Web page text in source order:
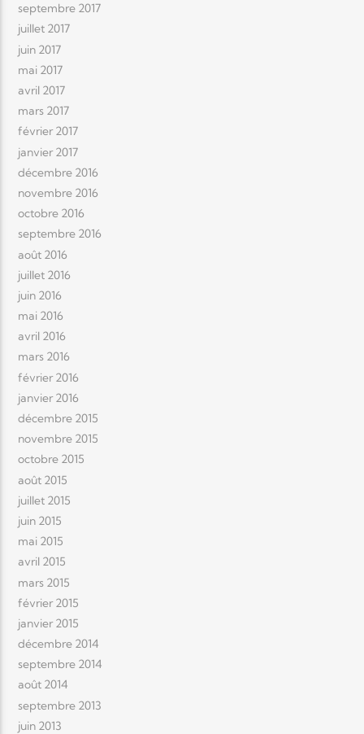
septembre 2017
juillet 2017
juin 2017
mai 2017
avril 2017
mars 2017
février 2017
janvier 2017
décembre 2016
novembre 2016
octobre 2016
septembre 2016
août 2016
juillet 2016
juin 2016
mai 2016
avril 2016
mars 2016
février 2016
janvier 2016
décembre 2015
novembre 2015
octobre 2015
août 2015
juillet 2015
juin 2015
mai 2015
avril 2015
mars 2015
février 2015
janvier 2015
décembre 2014
septembre 2014
août 2014
septembre 2013
juin 2013